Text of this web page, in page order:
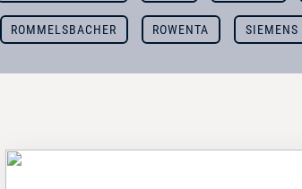
ROMMELSBACHER ROWENTA SIEMENS